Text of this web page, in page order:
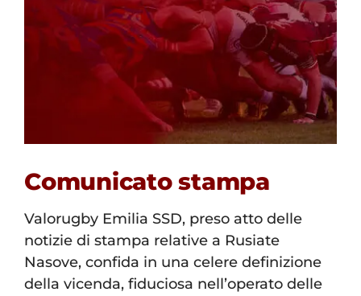
Comunicato stampa
Valorugby Emilia SSD, preso atto delle
notizie di stampa relative a Rusiate
Nasove, confida in una celere definizione
della vicenda, fiduciosa nell’operato delle